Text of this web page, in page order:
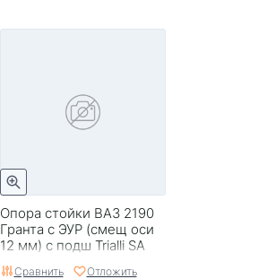
Опора стойки ВАЗ 2190
Гранта с ЭУР (смещ оси
12 мм) с подш Trialli SA
Сравнить Отложить